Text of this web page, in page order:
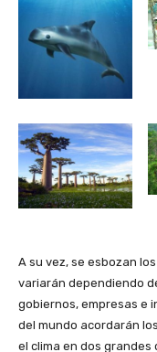
A su vez, se esbozan
variarán dependiendo
gobiernos, empresas e
del mundo acordarán
el clima en dos